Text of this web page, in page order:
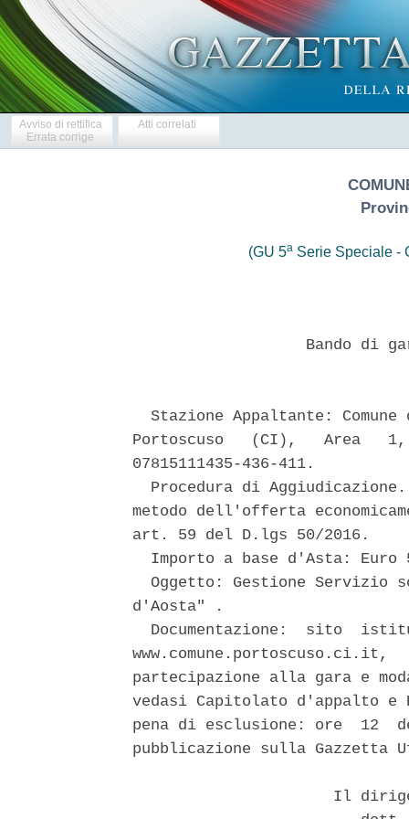
Avviso di rettifica
Errata corrige
Atti correlati
(GU 5a Serie Speciale -
Bando di
Stazione Appaltante: Comune
Portoscuso   (CI),   Area
07815111435-436-411.
Procedura di
metodo dell'offerta
art. 59 del D.lgs 50/2016.
Importo a base d'Asta:
Oggetto: Gestione Servizio
d'Aosta" .
Documentazione:  sito
partecipazione alla gara e
vedasi Capitolato d'appalto
pena di esclusione: ore  12
pubblicazione sulla
Il